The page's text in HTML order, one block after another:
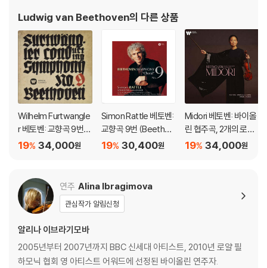
브라반트 오스트
Ludwig van Beethoven의 다른 상품
Wilhelm Furtwangle
r 베토벤: 교향곡 9번
(Beethoven: Symph
34,000원
19%
Simon Rattle 베토벤:
교향곡 9번 (Beethov
en: Symphony No.
30,400원
19%
Midori 베토벤: 바이올
린 협주곡, 2개의 로망
스 - 미도리 (Beethov
34,000원
19%
연주 Alina Ibragimova
관심작가 알림신청
알리나 이브라기모바
2005년부터 2007년까지 BBC 신세대 아티스트, 2010년 로얄 필
하모닉 협회 영 아티스트 어워드에 선정된 바이올린 연주자.